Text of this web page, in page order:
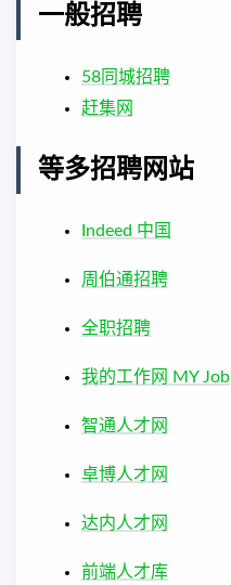
一般招聘
58同城招聘
赶集网
等多招聘网站
Indeed 中国
周伯通招聘
全职招聘
我的工作网 MY Job
智通人才网
卓博人才网
达内人才网
前端人才库